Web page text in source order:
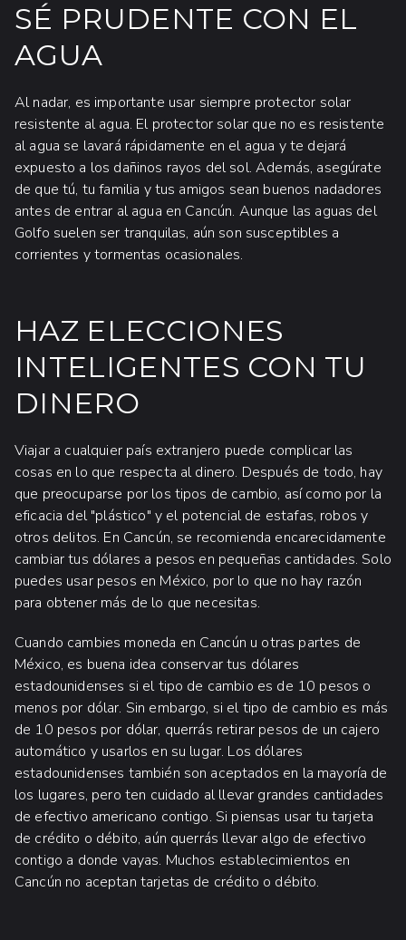
SÉ PRUDENTE CON EL
AGUA
Al nadar, es importante usar siempre protector solar
resistente al agua. El protector solar que no es resistente
al agua se lavará rápidamente en el agua y te dejará
expuesto a los dañinos rayos del sol. Además, asegúrate
de que tú, tu familia y tus amigos sean buenos nadadores
antes de entrar al agua en Cancún. Aunque las aguas del
Golfo suelen ser tranquilas, aún son susceptibles a
corrientes y tormentas ocasionales.
HAZ ELECCIONES
INTELIGENTES CON TU
DINERO
Viajar a cualquier país extranjero puede complicar las
cosas en lo que respecta al dinero. Después de todo, hay
que preocuparse por los tipos de cambio, así como por la
eficacia del "plástico" y el potencial de estafas, robos y
otros delitos. En Cancún, se recomienda encarecidamente
cambiar tus dólares a pesos en pequeñas cantidades. Solo
puedes usar pesos en México, por lo que no hay razón
para obtener más de lo que necesitas.
Cuando cambies moneda en Cancún u otras partes de
México, es buena idea conservar tus dólares
estadounidenses si el tipo de cambio es de 10 pesos o
menos por dólar. Sin embargo, si el tipo de cambio es más
de 10 pesos por dólar, querrás retirar pesos de un cajero
automático y usarlos en su lugar. Los dólares
estadounidenses también son aceptados en la mayoría de
los lugares, pero ten cuidado al llevar grandes cantidades
de efectivo americano contigo. Si piensas usar tu tarjeta
de crédito o débito, aún querrás llevar algo de efectivo
contigo a donde vayas. Muchos establecimientos en
Cancún no aceptan tarjetas de crédito o débito.